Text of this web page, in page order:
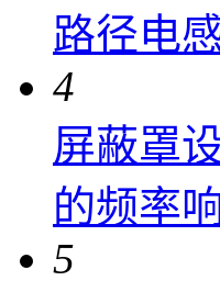
路径电
4
屏蔽罩
的频率
5